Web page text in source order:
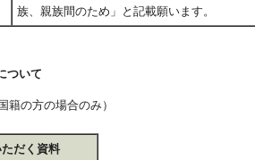
族、親族間のため」と記載願います。
ついて
籍の方の場合のみ）
だく資料